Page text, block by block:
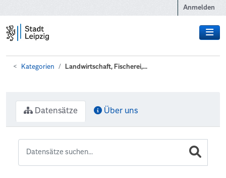
Anmelden
Kategorien Landwirtschaft, Fischerei,...
Datensätze Über uns